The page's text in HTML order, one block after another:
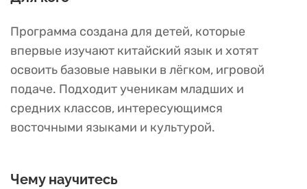
Программа создана для детей, которые
впервые изучают китайский язык и хотят
освоить базовые навыки в лёгком, игровой
подаче. Подходит ученикам младших и
средних классов, интересующимся
восточными языками и культурой.
Чему научитесь